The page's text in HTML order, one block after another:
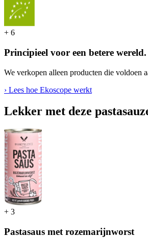
+ 6
Principieel voor een betere wereld.
We verkopen alleen producten die voldoen
› Lees hoe Ekoscope werkt
Lekker met deze
+ 3
Pastasaus met rozemarijnworst